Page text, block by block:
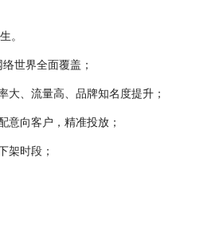
。
世界全面覆盖；
大、流量高、品牌知名度提升；
意向客户，精准投放；
架时段；